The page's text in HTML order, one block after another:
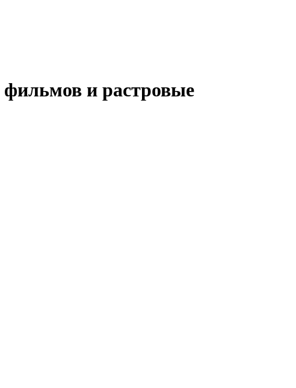
и растровые